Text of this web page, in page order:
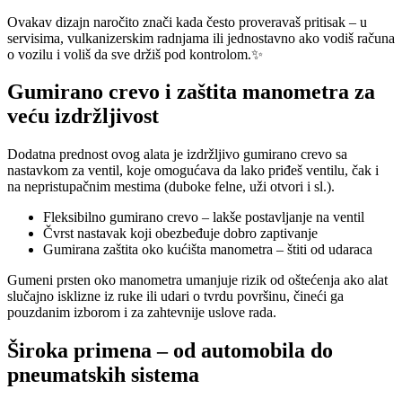
Ovakav dizajn naročito znači kada često proveravaš pritisak – u
servisima, vulkanizerskim radnjama ili jednostavno ako vodiš računa
o vozilu i voliš da sve držiš pod kontrolom.✨
Gumirano crevo i zaštita manometra za
veću izdržljivost
Dodatna prednost ovog alata je izdržljivo gumirano crevo sa
nastavkom za ventil, koje omogućava da lako priđeš ventilu, čak i
na nepristupačnim mestima (duboke felne, uži otvori i sl.).
Fleksibilno gumirano crevo – lakše postavljanje na ventil
Čvrst nastavak koji obezbeđuje dobro zaptivanje
Gumirana zaštita oko kućišta manometra – štiti od udaraca
Gumeni prsten oko manometra umanjuje rizik od oštećenja ako alat
slučajno isklizne iz ruke ili udari o tvrdu površinu, čineći ga
pouzdanim izborom i za zahtevnije uslove rada.
Široka primena – od automobila do
pneumatskih sistema